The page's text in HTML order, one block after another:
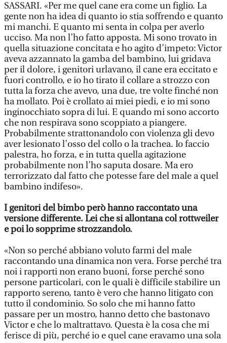
SASSARI. «Per me quel cane era come un figlio. La
gente non ha idea di quanto io stia soffrendo e quanto
mi manchi. E quanto mi senta in colpa per averlo
ucciso. Ma non l’ho fatto apposta. Mi sono trovato in
quella situazione concitata e ho agito d’impeto: Victor
aveva azzannato la gamba del bambino, lui gridava
per il dolore, i genitori urlavano, il cane era eccitato e
fuori controllo, e io ho tirato il collare a strozzo con
tutta la forza che avevo, una due, tre volte finché non
ha mollato. Poi è crollato ai miei piedi, e io mi sono
inginocchiato sopra di lui. E quando mi sono accorto
che non respirava sono scoppiato a piangere.
Probabilmente strattonandolo con violenza gli devo
aver lesionato l’osso del collo o la trachea. Io faccio
palestra, ho forza, e in tutta quella agitazione
probabilmente non l’ho saputa dosare. Ma ero
terrorizzato dal fatto che potesse fare del male a quel
bambino indifeso».
I genitori del bimbo però hanno raccontato una
versione differente. Lei che si allontana col rottweiler
e poi lo sopprime strozzandolo.
«Non so perché abbiano voluto farmi del male
raccontando una dinamica non vera. Forse perché tra
noi i rapporti non erano buoni, forse perché sono
persone particolari, con le quali è difficile stabilire un
rapporto sereno, tanto è vero che hanno litigato con
tutto il condominio. So solo che mi hanno fatto
passare per un mostro, hanno detto che bastonavo
Victor e che lo maltrattavo. Questa è la cosa che mi
ferisce di più, perché io e quel cane eravamo una sola